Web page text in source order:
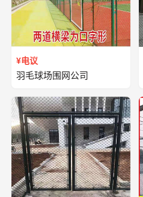
¥电议
羽毛球场围网公司